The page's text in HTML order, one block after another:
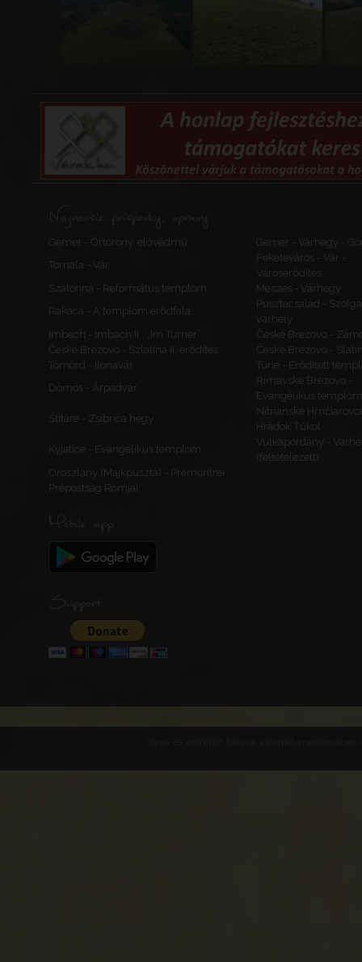
Najnovšie príspevky, opravy
Gemer - Őrtorony, elővédmű
Gemer - Várhegy -
Tornaľa - Vár
Feketeváros - Vár -
Városerődítés
Szalonna - Református templom
Meszes - Várhegy
Rakaca - A templom erődfala
Pusztacsalád -
várhely
Imbach - Imbach II., „Im Turner”
České Brezovo -
České Brezovo - Szlatina II. erődítés
České Brezovo -
Tömörd - Ilonavár
Turie - Erődített
Dömös - Árpádvár
Rimavské Brezovo -
Evangélikus templom
Štitáre - Zsibrica hegy
Nitrianske
Hrádok Ťúkol
Kyjatice - Evangélikus templom
Vulkapordány -
(feltételezett)
Oroszlány (Majkpuszta) - Premontrei
Prépostság Romjai
Mobile app
Support